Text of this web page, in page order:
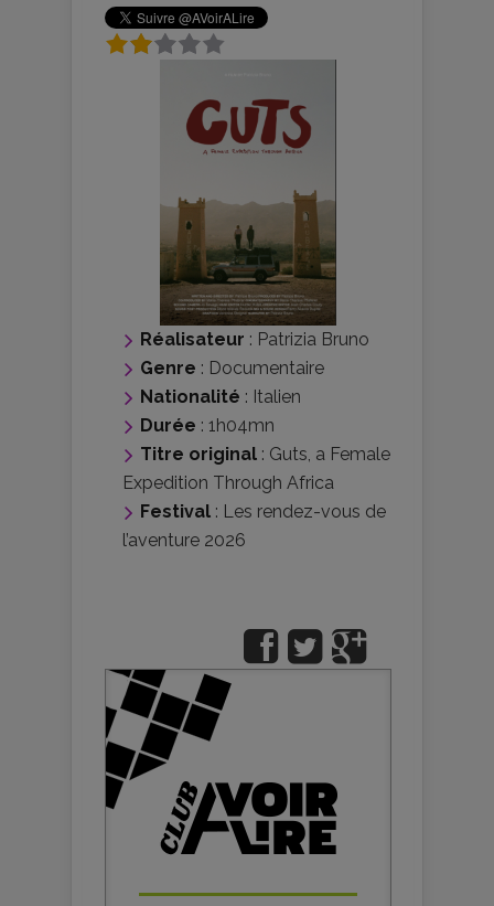
Réalisateur : Patrizia Bruno
Genre : Documentaire
Nationalité : Italien
Durée : 1h04mn
Titre original : Guts, a Female
Expedition Through Africa
Festival : Les rendez-vous de
l’aventure 2026